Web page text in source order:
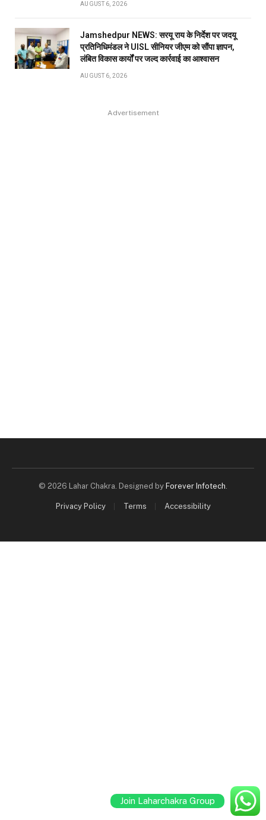
AUGUST 6, 2026
Jamshedpur NEWS: सरयू राय के निर्देश पर जदयू
प्रतिनिधिमंडल ने UISL सीनियर जीएम को सौंपा ज्ञापन,
लंबित विकास कार्यों पर जल्द कार्रवाई का आश्वासन
AUGUST 6, 2026
Advertisement
© 2026 Lahar Chakra. Designed by Forever Infotech.
Privacy Policy Terms Accessibility
Join Laharchakra Group